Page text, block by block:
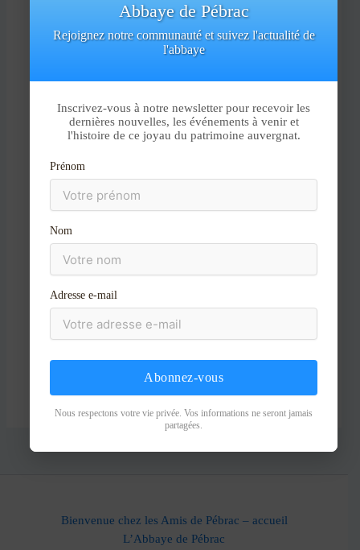
au
contenu
Nom*
Bienvenue chez les Amis de Pébrac – accueil
L’Abbaye de Pébrac
Abbaye de Pébrac
Rejoignez notre communauté et suivez l'actualité de
l'abbaye
Inscrivez-vous à notre newsletter pour recevoir les
dernières nouvelles, les événements à venir et
l'histoire de ce joyau du patrimoine auvergnat.
Prénom
Nom
Adresse e-mail
Abonnez-vous
Nous respectons votre vie privée. Vos informations ne seront jamais
partagées.